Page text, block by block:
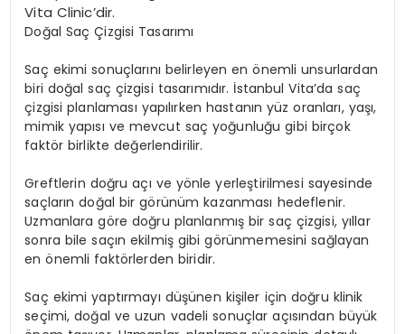
Vita Clinic’dir.
Doğal Saç Çizgisi Tasarımı
Saç ekimi sonuçlarını belirleyen en önemli unsurlardan
biri doğal saç çizgisi tasarımıdır. İstanbul Vita’da saç
çizgisi planlaması yapılırken hastanın yüz oranları, yaşı,
mimik yapısı ve mevcut saç yoğunluğu gibi birçok
faktör birlikte değerlendirilir.
Greftlerin doğru açı ve yönle yerleştirilmesi sayesinde
saçların doğal bir görünüm kazanması hedeflenir.
Uzmanlara göre doğru planlanmış bir saç çizgisi, yıllar
sonra bile saçın ekilmiş gibi görünmemesini sağlayan
en önemli faktörlerden biridir.
Saç ekimi yaptırmayı düşünen kişiler için doğru klinik
seçimi, doğal ve uzun vadeli sonuçlar açısından büyük